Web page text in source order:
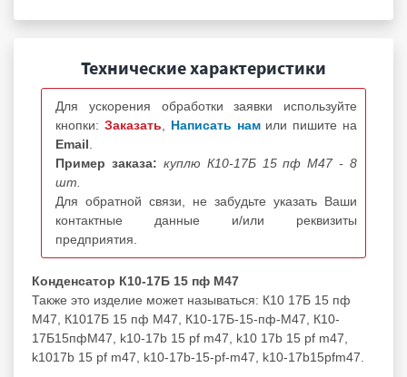
Технические характеристики
Для ускорения обработки заявки используйте
кнопки: Заказать Написать нам или пишите на
Email
Пример заказа: куплю К10-17Б 15 пф М47 - 8
шт.
Для обратной связи, не забудьте указать Ваши
контактные данные и/или реквизиты
предприятия.
Конденсатор К10-17Б 15 пф М47
Также это изделие может называться: К10 17Б 15 пф
М47, К1017Б 15 пф М47, К10-17Б-15-пф-М47, К10-
17Б15пфМ47, k10-17b 15 pf m47, k10 17b 15 pf m47,
k1017b 15 pf m47, k10-17b-15-pf-m47, k10-17b15pfm47.